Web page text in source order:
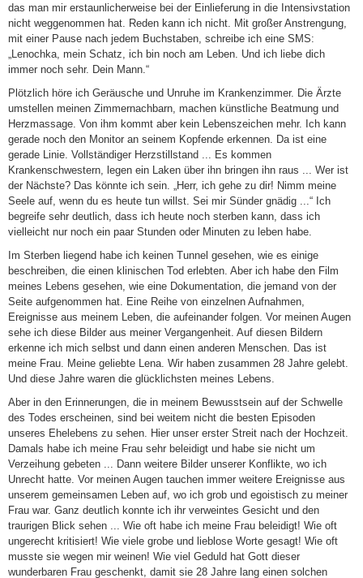
das man mir erstaunlicherweise bei der Einlieferung in die Intensivstation
nicht weggenommen hat. Reden kann ich nicht. Mit großer Anstrengung,
mit einer Pause nach jedem Buchstaben, schreibe ich eine SMS:
„Lenochka, mein Schatz, ich bin noch am Leben. Und ich liebe dich
immer noch sehr. Dein Mann.“
Plötzlich höre ich Geräusche und Unruhe im Krankenzimmer. Die Ärzte
umstellen meinen Zimmernachbarn, machen künstliche Beatmung und
Herzmassage. Von ihm kommt aber kein Lebenszeichen mehr. Ich kann
gerade noch den Monitor an seinem Kopfende erkennen. Da ist eine
gerade Linie. Vollständiger Herzstillstand ... Es kommen
Krankenschwestern, legen ein Laken über ihn bringen ihn raus ... Wer ist
der Nächste? Das könnte ich sein. „Herr, ich gehe zu dir! Nimm meine
Seele auf, wenn du es heute tun willst. Sei mir Sünder gnädig ...“ Ich
begreife sehr deutlich, dass ich heute noch sterben kann, dass ich
vielleicht nur noch ein paar Stunden oder Minuten zu leben habe.
Im Sterben liegend habe ich keinen Tunnel gesehen, wie es einige
beschreiben, die einen klinischen Tod erlebten. Aber ich habe den Film
meines Lebens gesehen, wie eine Dokumentation, die jemand von der
Seite aufgenommen hat. Eine Reihe von einzelnen Aufnahmen,
Ereignisse aus meinem Leben, die aufeinander folgen. Vor meinen Augen
sehe ich diese Bilder aus meiner Vergangenheit. Auf diesen Bildern
erkenne ich mich selbst und dann einen anderen Menschen. Das ist
meine Frau. Meine geliebte Lena. Wir haben zusammen 28 Jahre gelebt.
Und diese Jahre waren die glücklichsten meines Lebens.
Aber in den Erinnerungen, die in meinem Bewusstsein auf der Schwelle
des Todes erscheinen, sind bei weitem nicht die besten Episoden
unseres Ehelebens zu sehen. Hier unser erster Streit nach der Hochzeit.
Damals habe ich meine Frau sehr beleidigt und habe sie nicht um
Verzeihung gebeten ... Dann weitere Bilder unserer Konflikte, wo ich
Unrecht hatte. Vor meinen Augen tauchen immer weitere Ereignisse aus
unserem gemeinsamen Leben auf, wo ich grob und egoistisch zu meiner
Frau war. Ganz deutlich konnte ich ihr verweintes Gesicht und den
traurigen Blick sehen ... Wie oft habe ich meine Frau beleidigt! Wie oft
ungerecht kritisiert! Wie viele grobe und lieblose Worte gesagt! Wie oft
musste sie wegen mir weinen! Wie viel Geduld hat Gott dieser
wunderbaren Frau geschenkt, damit sie 28 Jahre lang einen solchen